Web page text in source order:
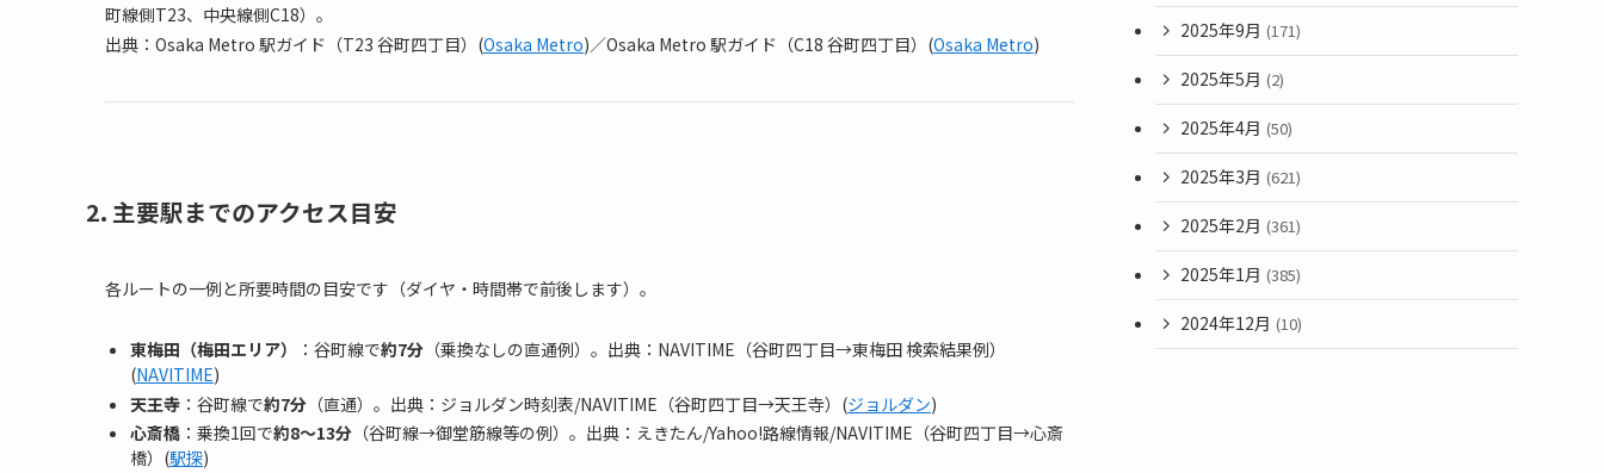
町線側T23、中央線側C18）。
出典：Osaka Metro 駅ガイド（T23 谷町四丁目）(Osaka Metro)／Osaka Metro 駅ガイド（C18 谷町四丁目）(Osaka Metro)
2. 主要駅までのアクセス目安
各ルートの一例と所要時間の目安です（ダイヤ・時間帯で前後します）。
東梅田（梅田エリア） ：谷町線で約7分 （乗換なしの直通例）。出典：NAVITIME（谷町四丁目→東梅田 検索結果例）
(NAVITIME)
天王寺 ：谷町線で約7分 （直通）。出典：ジョルダン時刻表/NAVITIME（谷町四丁目→天王寺）(ジョルダン)
心斎橋 ：乗換1回で約8〜13分 （谷町線→御堂筋線等の例）。出典：えきたん/Yahoo!路線情報/NAVITIME（谷町四丁目→心斎
橋）(駅探)
2025年9月 (171)
2025年5月 (2)
2025年4月 (50)
2025年3月 (621)
2025年2月 (361)
2025年1月 (385)
2024年12月 (10)